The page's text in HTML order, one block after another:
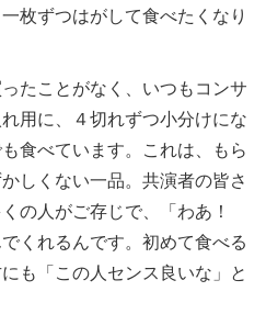
枚ずつはがして食べたくなり
たことがなく、いつもコンサ
用に、４切れずつ小分けにな
食べています。これは、もら
しくない一品。共演者の皆さ
の人がご存じで、「わあ！
くれるんです。初めて食べる
も「この人センス良いな」と